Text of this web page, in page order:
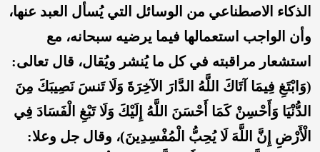
الذكاء الاصطناعي من الوسائل التي يُسأل العبد عنها،
وأن الواجب استعمالها فيما يرضيه سبحانه، مع
استشعار مراقبته في كل ما يُنشر ويُقال، قال تعالى:
(وَابْتَغِ فِيمَا آتَاكَ اللَّهُ الدَّارَ الآخِرَةَ وَلَا تَنسَ نَصِيبَكَ مِنَ
الدُّنْيَا وَأَحْسِنْ كَمَا أَحْسَنَ اللَّهُ إِلَيْكَ وَلَا تَبْغِ الْفَسَادَ فِي
الْأَرْضِ إِنَّ اللَّهَ لَا يُحِبُّ الْمُفْسِدِينَ)، وقال جل وعلا: